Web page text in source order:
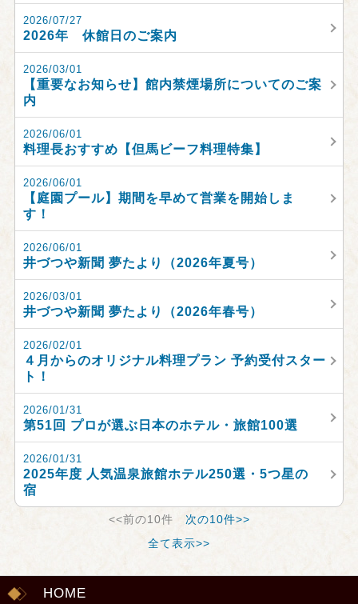
2026/07/27
2026年 休館日のご案内
2026/03/01
【重要なお知らせ】館内禁煙場所についてのご案
内
2026/06/01
料理長おすすめ【但馬ビーフ料理特集】
2026/06/01
【庭園プール】期間を早めて営業を開始しま
す！
2026/06/01
井づつや新聞 夢たより（2026年夏号）
2026/03/01
井づつや新聞 夢たより（2026年春号）
2026/02/01
４月からのオリジナル料理プラン 予約受付スター
ト！
2026/01/31
第51回 プロが選ぶ日本のホテル・旅館100選
2026/01/31
2025年度 人気温泉旅館ホテル250選・5つ星の
宿
<<前の10件 次の10件>>
全て表示>>
HOME